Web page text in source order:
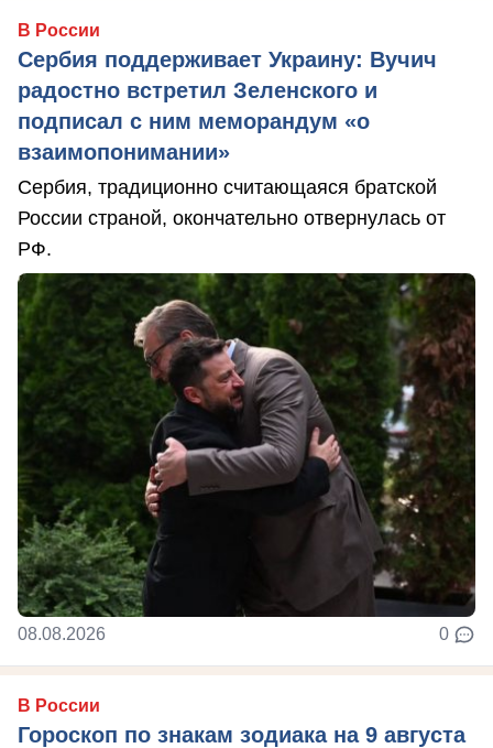
В России
Сербия поддерживает Украину: Вучич
радостно встретил Зеленского и
подписал с ним меморандум «о
взаимопонимании»
Сербия, традиционно считающаяся братской
России страной, окончательно отвернулась от
РФ.
08.08.2026 0
В России
Гороскоп по знакам зодиака на 9 августа